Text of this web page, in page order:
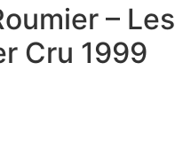
– Les
Cru 1999